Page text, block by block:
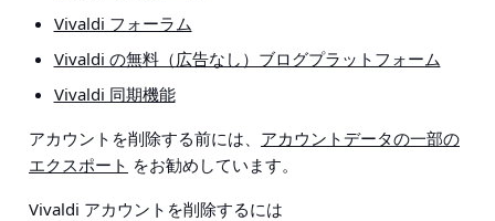
Vivaldi フォーラム
Vivaldi の無料（広告なし）ブログプラットフォーム
Vivaldi 同期機能
アカウントを削除する前には、 アカウントデータの一部の
エクスポート をお勧めしています。
Vivaldi アカウントを削除するには